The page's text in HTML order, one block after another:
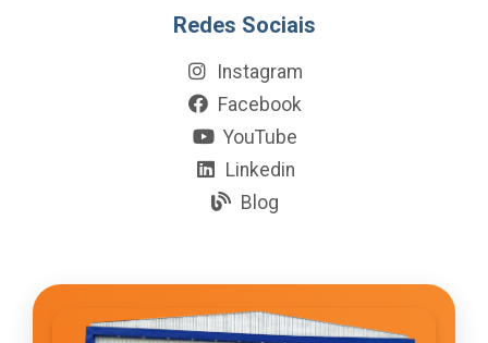
Redes Sociais
Instagram
Facebook
YouTube
Linkedin
Blog